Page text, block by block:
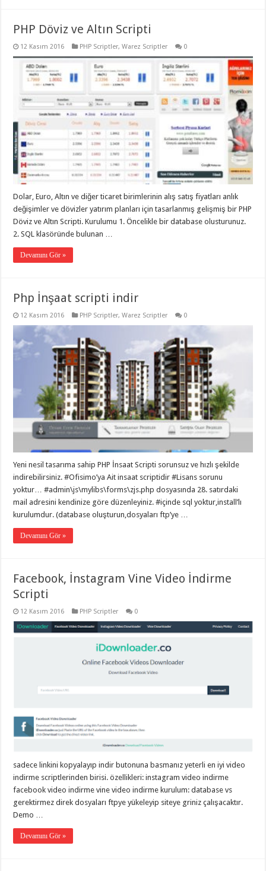
taşımacılık
taşımacılık,
gaziantep
asansörlü
gaziantep
organizasyon
gaziantep
organizasyon
gaziantep
organizasyon
gaziantep
gaziantep
organizasyon,
gaziantep
organizasyon,
gaziantep
twitter
takipçi
hilesi,
instagram
takipçi
PHP Döviz ve Altın Scripti
12 Kasım 2016 PHP Scriptler,Warez Scriptler 0
Dolar, Euro, Altın ve diğer ticaret birimlerinin alış satış fiyatları anlık
değişimler ve dövizler yatırım planları için tasarlanmış gelişmiş bir PHP
Döviz ve Altın Scripti. Kurulumu 1. Öncelikle bir database olusturunuz.
2. SQL klasöründe bulunan …
Devamını Gör »
Php İnşaat scripti indir
12 Kasım 2016 PHP Scriptler,Warez Scriptler 0
Yeni nesil tasarıma sahip PHP İnsaat Scripti sorunsuz ve hızlı şekilde
indirebilirsiniz. #Ofisimo’ya Ait insaat scriptidir #Lisans sorunu
yoktur… #admin\js\mylibs\forms\zjs.php dosyasında 28. satırdaki
mail adresini kendinize göre düzenleyiniz. #içinde sql yoktur,install’lı
kurulumdur. (database oluşturun,dosyaları ftp’ye …
Devamını Gör »
Facebook, İnstagram Vine Video İndirme
Scripti
12 Kasım 2016 PHP Scriptler 0
sadece linkini kopyalayıp indir butonuna basmanız yeterli en iyi video
indirme scriptlerinden birisi. özellikleri: instagram video indirme
facebook video indirme vine video indirme kurulum: database vs
gerektirmez direk dosyaları ftpye yükeleyip siteye griniz çalışacaktır.
Demo …
Devamını Gör »